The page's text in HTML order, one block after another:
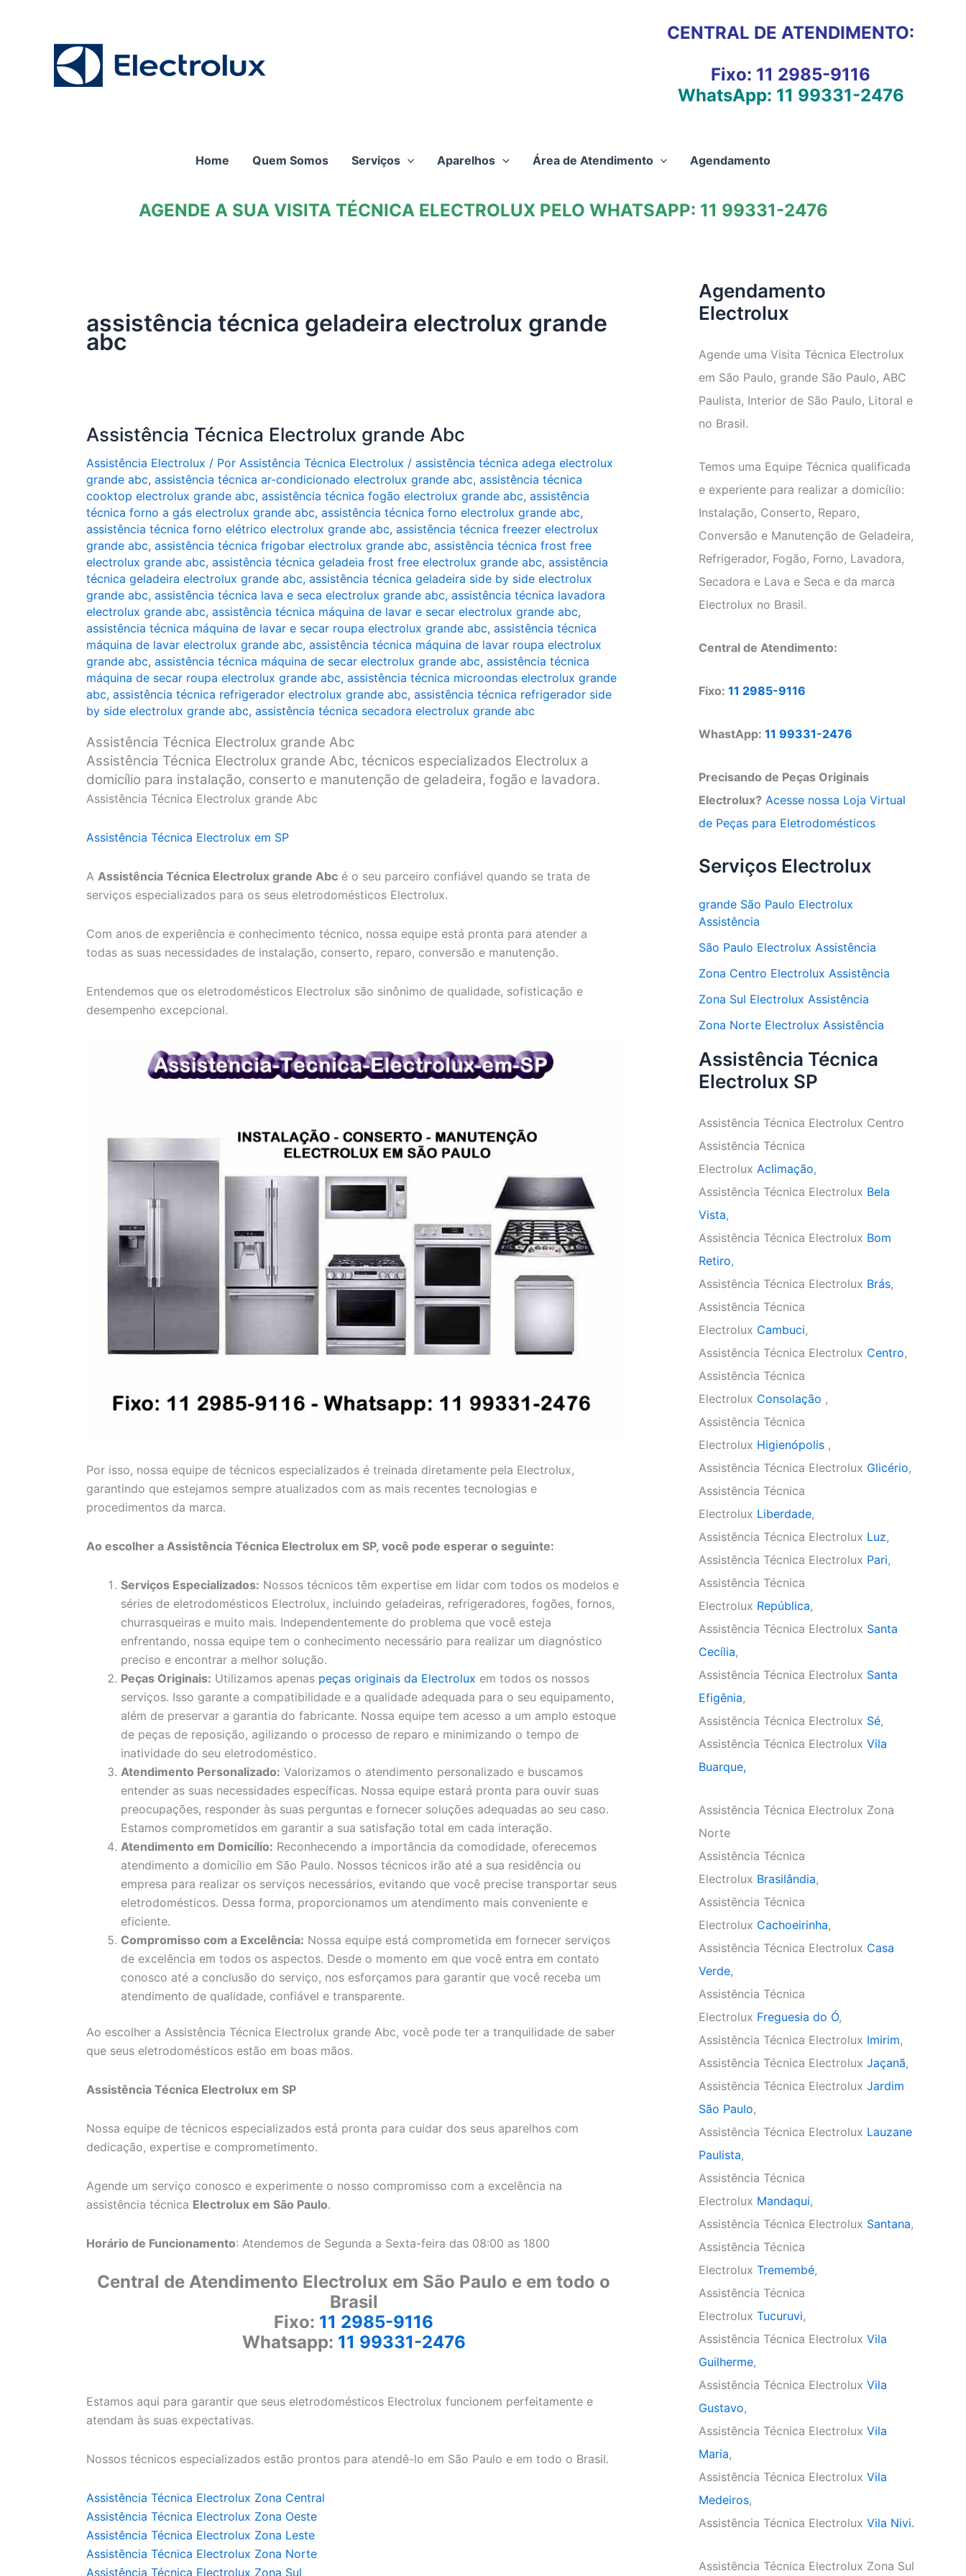
CENTRAL DE ATENDIMENTO:
Fixo: 11 2985-9116
WhatsApp: 11 99331-2476
Home Quem Somos Serviços Aparelhos Área de Atendimento Agendamento
AGENDE A SUA VISITA TÉCNICA ELECTROLUX PELO WHATSAPP: 11 99331-2476
assistência técnica geladeira electrolux grande
abc
Assistência Técnica Electrolux grande Abc
Assistência Electrolux / Por Assistência Técnica Electrolux / assistência técnica adega electrolux
grande abc, assistência técnica ar-condicionado electrolux grande abc, assistência técnica
cooktop electrolux grande abc, assistência técnica fogão electrolux grande abc, assistência
técnica forno a gás electrolux grande abc, assistência técnica forno electrolux grande abc,
assistência técnica forno elétrico electrolux grande abc, assistência técnica freezer electrolux
grande abc, assistência técnica frigobar electrolux grande abc, assistência técnica frost free
electrolux grande abc, assistência técnica geladeia frost free electrolux grande abc, assistência
técnica geladeira electrolux grande abc, assistência técnica geladeira side by side electrolux
grande abc, assistência técnica lava e seca electrolux grande abc, assistência técnica lavadora
electrolux grande abc, assistência técnica máquina de lavar e secar electrolux grande abc,
assistência técnica máquina de lavar e secar roupa electrolux grande abc, assistência técnica
máquina de lavar electrolux grande abc, assistência técnica máquina de lavar roupa electrolux
grande abc, assistência técnica máquina de secar electrolux grande abc, assistência técnica
máquina de secar roupa electrolux grande abc, assistência técnica microondas electrolux grande
abc, assistência técnica refrigerador electrolux grande abc, assistência técnica refrigerador side
by side electrolux grande abc, assistência técnica secadora electrolux grande abc
Assistência Técnica Electrolux grande Abc
Assistência Técnica Electrolux grande Abc, técnicos especializados Electrolux a
domicílio para instalação, conserto e manutenção de geladeira, fogão e lavadora.
Assistência Técnica Electrolux grande Abc
Assistência Técnica Electrolux em SP
A Assistência Técnica Electrolux grande Abc é o seu parceiro confiável quando se trata de
serviços especializados para os seus eletrodomésticos Electrolux.
Com anos de experiência e conhecimento técnico, nossa equipe está pronta para atender a
todas as suas necessidades de instalação, conserto, reparo, conversão e manutenção.
Entendemos que os eletrodomésticos Electrolux são sinônimo de qualidade, sofisticação e
desempenho excepcional.
Por isso, nossa equipe de técnicos especializados é treinada diretamente pela Electrolux,
garantindo que estejamos sempre atualizados com as mais recentes tecnologias e
procedimentos da marca.
Ao escolher a Assistência Técnica Electrolux em SP, você pode esperar o seguinte:
Serviços Especializados: Nossos técnicos têm expertise em lidar com todos os modelos e
séries de eletrodomésticos Electrolux, incluindo geladeiras, refrigeradores, fogões, fornos,
churrasqueiras e muito mais. Independentemente do problema que você esteja
enfrentando, nossa equipe tem o conhecimento necessário para realizar um diagnóstico
preciso e encontrar a melhor solução.
Peças Originais: Utilizamos apenas peças originais da Electrolux em todos os nossos
serviços. Isso garante a compatibilidade e a qualidade adequada para o seu equipamento,
além de preservar a garantia do fabricante. Nossa equipe tem acesso a um amplo estoque
de peças de reposição, agilizando o processo de reparo e minimizando o tempo de
inatividade do seu eletrodoméstico.
Atendimento Personalizado: Valorizamos o atendimento personalizado e buscamos
entender as suas necessidades específicas. Nossa equipe estará pronta para ouvir suas
preocupações, responder às suas perguntas e fornecer soluções adequadas ao seu caso.
Estamos comprometidos em garantir a sua satisfação total em cada interação.
Atendimento em Domicílio: Reconhecendo a importância da comodidade, oferecemos
atendimento a domicílio em São Paulo. Nossos técnicos irão até a sua residência ou
empresa para realizar os serviços necessários, evitando que você precise transportar seus
eletrodomésticos. Dessa forma, proporcionamos um atendimento mais conveniente e
eficiente.
Compromisso com a Excelência: Nossa equipe está comprometida em fornecer serviços
de excelência em todos os aspectos. Desde o momento em que você entra em contato
conosco até a conclusão do serviço, nos esforçamos para garantir que você receba um
atendimento de qualidade, confiável e transparente.
Ao escolher a Assistência Técnica Electrolux grande Abc, você pode ter a tranquilidade de saber
que seus eletrodomésticos estão em boas mãos.
Assistência Técnica Electrolux em SP
Nossa equipe de técnicos especializados está pronta para cuidar dos seus aparelhos com
dedicação, expertise e comprometimento.
Agende um serviço conosco e experimente o nosso compromisso com a excelência na
assistência técnica Electrolux em São Paulo.
Horário de Funcionamento: Atendemos de Segunda a Sexta-feira das 08:00 as 1800
Central de Atendimento Electrolux em São Paulo e em todo o
Brasil
Fixo: 11 2985-9116
Whatsapp: 11 99331-2476
Estamos aqui para garantir que seus eletrodomésticos Electrolux funcionem perfeitamente e
atendam às suas expectativas.
Nossos técnicos especializados estão prontos para atendê-lo em São Paulo e em todo o Brasil.
Assistência Técnica Electrolux Zona Central
Assistência Técnica Electrolux Zona Oeste
Assistência Técnica Electrolux Zona Leste
Assistência Técnica Electrolux Zona Norte
Assistência Técnica Electrolux Zona Sul
Agendamento
Electrolux
Agende uma Visita Técnica Electrolux
em São Paulo, grande São Paulo, ABC
Paulista, Interior de São Paulo, Litoral e
no Brasil.
Temos uma Equipe Técnica qualificada
e experiente para realizar a domicílio:
Instalação, Conserto, Reparo,
Conversão e Manutenção de Geladeira,
Refrigerador, Fogão, Forno, Lavadora,
Secadora e Lava e Seca e da marca
Electrolux no Brasil.
Central de Atendimento:
Fixo: 11 2985-9116
WhastApp: 11 99331-2476
Precisando de Peças Originais
Electrolux? Acesse nossa Loja Virtual
de Peças para Eletrodomésticos
Serviços Electrolux
grande São Paulo Electrolux
Assistência
São Paulo Electrolux Assistência
Zona Centro Electrolux Assistência
Zona Sul Electrolux Assistência
Zona Norte Electrolux Assistência
Assistência Técnica
Electrolux SP
Assistência Técnica Electrolux Centro
Assistência Técnica
Electrolux Aclimação,
Assistência Técnica Electrolux Bela
Vista,
Assistência Técnica Electrolux Bom
Retiro,
Assistência Técnica Electrolux Brás,
Assistência Técnica
Electrolux Cambuci,
Assistência Técnica Electrolux Centro,
Assistência Técnica
Electrolux Consolação ,
Assistência Técnica
Electrolux Higienópolis ,
Assistência Técnica Electrolux Glicério,
Assistência Técnica
Electrolux Liberdade,
Assistência Técnica Electrolux Luz,
Assistência Técnica Electrolux Pari,
Assistência Técnica
Electrolux República,
Assistência Técnica Electrolux Santa
Cecília,
Assistência Técnica Electrolux Santa
Efigênia,
Assistência Técnica Electrolux Sé,
Assistência Técnica Electrolux Vila
Buarque,
Assistência Técnica Electrolux Zona
Norte
Assistência Técnica
Electrolux Brasilândia,
Assistência Técnica
Electrolux Cachoeirinha,
Assistência Técnica Electrolux Casa
Verde,
Assistência Técnica
Electrolux Freguesia do Ó,
Assistência Técnica Electrolux Imirim,
Assistência Técnica Electrolux Jaçanã,
Assistência Técnica Electrolux Jardim
São Paulo,
Assistência Técnica Electrolux Lauzane
Paulista,
Assistência Técnica
Electrolux Mandaqui,
Assistência Técnica Electrolux Santana,
Assistência Técnica
Electrolux Tremembé,
Assistência Técnica
Electrolux Tucuruvi,
Assistência Técnica Electrolux Vila
Guilherme,
Assistência Técnica Electrolux Vila
Gustavo,
Assistência Técnica Electrolux Vila
Maria,
Assistência Técnica Electrolux Vila
Medeiros,
Assistência Técnica Electrolux Vila Nivi.
Assistência Técnica Electrolux Zona Sul